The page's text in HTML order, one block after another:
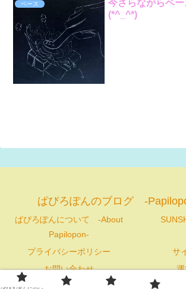
ベース
今さらながらベ
(*^_^*)
ぱぴろぽんのブログ -
ぱぴろぽんについて -About
Papilopon-
プライバシーポリシー
サ
お問い合わせ